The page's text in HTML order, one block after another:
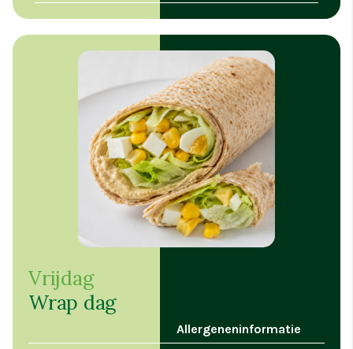
Vrijdag
Wrap dag
Allergeneninformatie